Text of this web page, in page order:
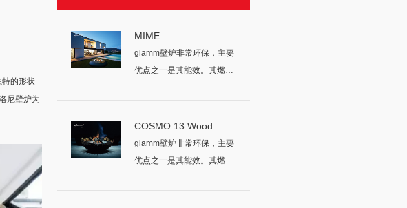
特的形状
尼壁炉为
MIME
glamm壁炉非常环保，主要
优点之一是其能效。其燃烧
COSMO 13 Wood
glamm壁炉非常环保，主要
优点之一是其能效。其燃烧